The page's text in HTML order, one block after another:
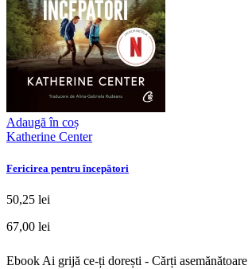
Adaugă în coș
Katherine Center
Fericirea pentru începători
50,25 lei
67,00 lei
Ebook Ai grijă ce-ți dorești - Cărți asemănătoare